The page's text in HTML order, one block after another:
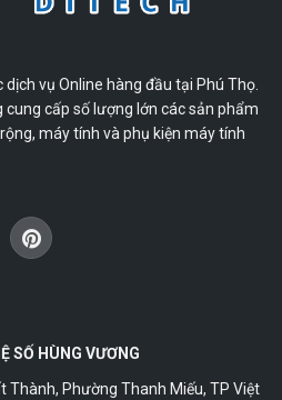
vụ Online hàng đầu tại Phú Thọ.
cung cấp số lượng lớn các sản phẩm
máy tính và phụ kiện máy tính
SỐ HÙNG VƯƠNG
Thành, Phường Thanh Miếu, TP Việt